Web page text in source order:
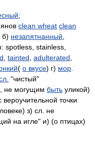
;
clean wheat clean
б) незапятнанный
spotless, stainless,
tainted adulterated
( о вкусе) г) мор
"чистый"
не могущим быть уликой)
вероучительной точки
з) сл. не
на игле" и) (о птицах)